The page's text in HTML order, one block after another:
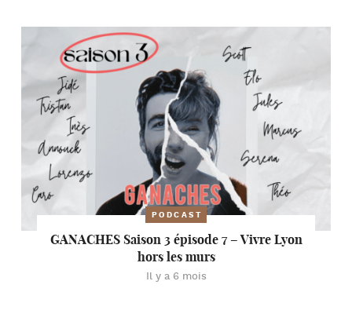
PODCAST
GANACHES Saison 3 épisode 7 – Vivre Lyon
hors les murs
Il y a 6 mois